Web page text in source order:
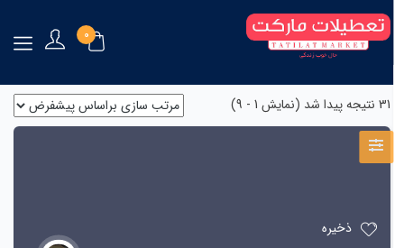
۰
31 نتیجه پیدا شد (نمایش 1 - 9)
ذخیره